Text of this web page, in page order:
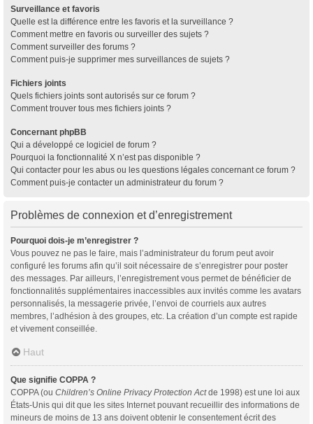
Surveillance et favoris
Quelle est la différence entre les favoris et la surveillance ?
Comment mettre en favoris ou surveiller des sujets ?
Comment surveiller des forums ?
Comment puis-je supprimer mes surveillances de sujets ?
Fichiers joints
Quels fichiers joints sont autorisés sur ce forum ?
Comment trouver tous mes fichiers joints ?
Concernant phpBB
Qui a développé ce logiciel de forum ?
Pourquoi la fonctionnalité X n’est pas disponible ?
Qui contacter pour les abus ou les questions légales concernant ce forum ?
Comment puis-je contacter un administrateur du forum ?
Problèmes de connexion et d’enregistrement
Pourquoi dois-je m’enregistrer ?
Vous pouvez ne pas le faire, mais l’administrateur du forum peut avoir
configuré les forums afin qu’il soit nécessaire de s’enregistrer pour poster
des messages. Par ailleurs, l’enregistrement vous permet de bénéficier de
fonctionnalités supplémentaires inaccessibles aux invités comme les avatars
personnalisés, la messagerie privée, l’envoi de courriels aux autres
membres, l’adhésion à des groupes, etc. La création d’un compte est rapide
et vivement conseillée.
Haut
Que signifie COPPA ?
COPPA (ou Children’s Online Privacy Protection Actde 1998) est une loi aux
États-Unis qui dit que les sites Internet pouvant recueillir des informations de
mineurs de moins de 13 ans doivent obtenir le consentement écrit des